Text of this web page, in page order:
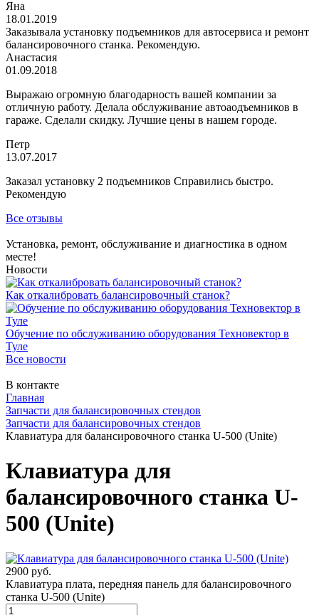
Яна
18.01.2019
Заказывала установку подъемников для автосервиса и ремонт
балансировочного станка. Рекомендую.
Анастасия
01.09.2018
Выражаю огромную благодарность вашей компании за
отличную работу. Делала обслуживание автоаодъемников в
гараже. Сделали скидку. Лучшие цены в нашем городе.
Петр
13.07.2017
Заказал установку 2 подъемников Справились быстро.
Рекомендую
Все отзывы
Установка, ремонт, обслуживание и диагностика в одном
месте!
Новости
Как откалибровать балансировочный станок?
Обучение по обслуживанию оборудования Техновектор в
Туле
Все новости
В контакте
Главная
Запчасти для балансировочных стендов
Запчасти для балансировочных стендов
Клавиатура для балансировочного станка U-500 (Unite)
Клавиатура для
балансировочного станка U-
500 (Unite)
2900 руб.
Клавиатура плата, передняя панель для балансировочного
станка U-500 (Unite)